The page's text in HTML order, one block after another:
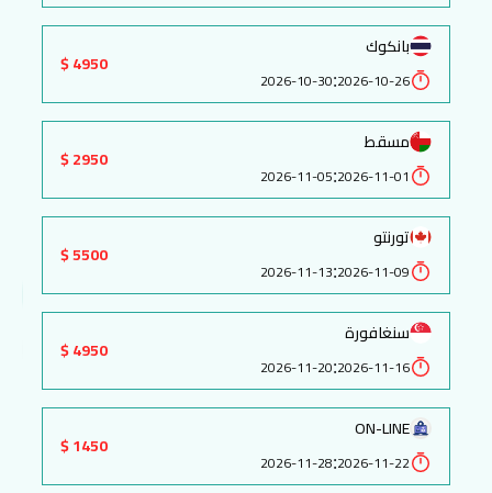
بانكوك
2026-10-26
:
2026-10-30
4950 $
مسقط
2026-11-01
:
2026-11-05
2950 $
تورنتو
2026-11-09
:
2026-11-13
5500 $
سنغافورة
2026-11-16
:
2026-11-20
4950 $
ON-LINE
2026-11-22
:
2026-11-28
1450 $